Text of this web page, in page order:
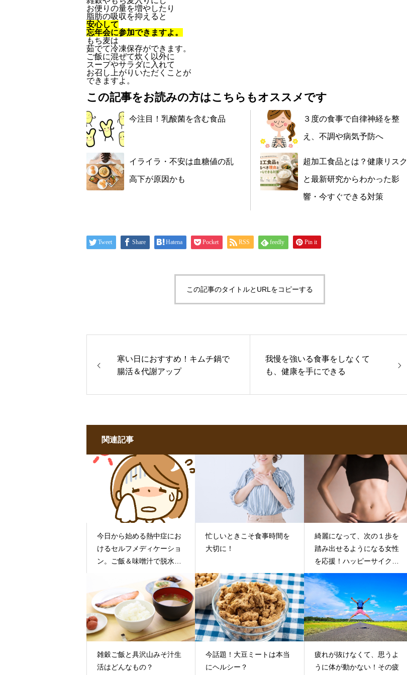
お便りの量を増やしたり
脂肪の吸収を抑えると
安心して
忘年会に参加できますよ。
もち麦は
茹でて冷凍保存ができます。
ご飯に混ぜて炊く以外に
スープやサラダに入れて
お召し上がりいただくことが
できますよ。
この記事をお読みの方はこちらもオススメです
今注目！乳酸菌を含む食品
イライラ・不安は血糖値の乱
高下が原因かも
３度の食事で自律神経を整
え、不調や病気予防へ
超加工食品とは？健康リスク
と最新研究からわかった影
響・今すぐできる対策
Tweet Share Hatena Pocket RSS feedly Pin it
この記事のタイトルとURLをコピーする
寒い日におすすめ！キムチ鍋で
腸活＆代謝アップ
我慢を強いる食事をしなくて
も、健康を手にできる
関連記事
今日から始める熱中症にお
けるセルフメディケーショ
ン。ご飯＆味噌汁で脱水症
忙しいときこそ食事時間を
大切に！
綺麗になって、次の１歩を
踏み出せるようになる女性
を応援！ハッピーサイクル
をつくり出す食事法
雑穀ご飯と具沢山みそ汁生
活はどんなもの？
今話題！大豆ミートは本当
にヘルシー？
疲れが抜けなくて、思うよ
うに体が動かない！その疲